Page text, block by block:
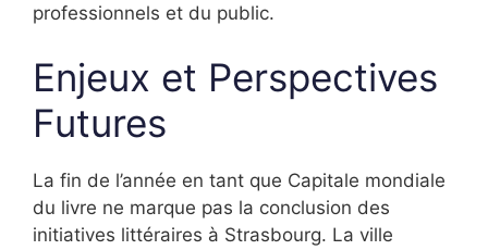
professionnels et du public.
Enjeux et Perspectives
Futures
La fin de l’année en tant que Capitale mondiale
du livre ne marque pas la conclusion des
initiatives littéraires à Strasbourg. La ville